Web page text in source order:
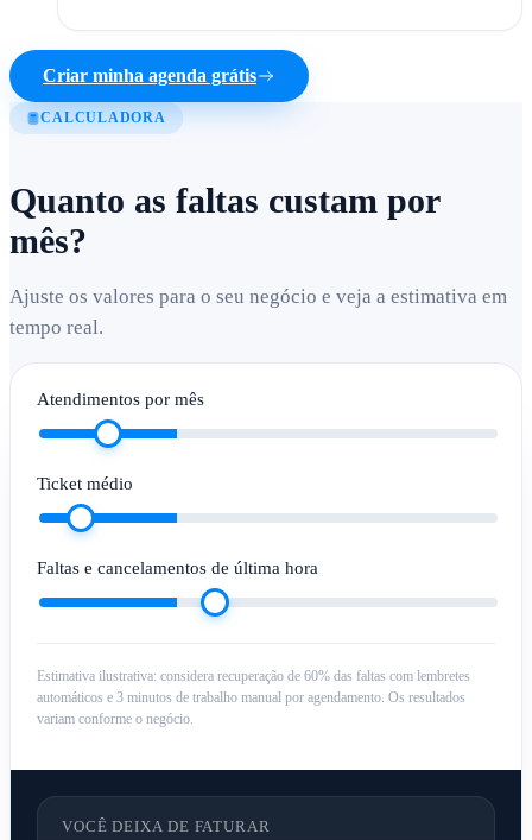
Criar minha agenda grátis
CALCULADORA
Quanto as faltas custam por
mês?
Ajuste os valores para o seu negócio e veja a estimativa em
tempo real.
Atendimentos por mês
Ticket médio
Faltas e cancelamentos de última hora
Estimativa ilustrativa: considera recuperação de 60% das faltas com lembretes
automáticos e 3 minutos de trabalho manual por agendamento. Os resultados
variam conforme o negócio.
VOCÊ DEIXA DE FATURAR